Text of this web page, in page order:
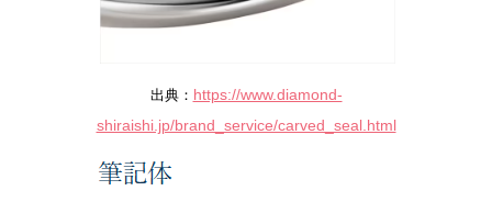
出典： https://www.diamond-
shiraishi.jp/brand_service/carved_seal.html